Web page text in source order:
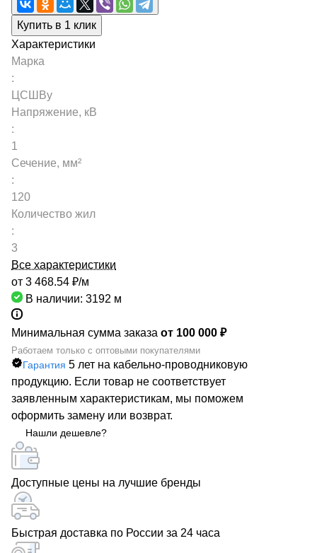
Купить в 1 клик
Характеристики
Марка
:
ЦСШВу
Напряжение, кВ
:
1
Сечение, мм²
:
120
Количество жил
:
3
Все характеристики
от 3 468.54 ₽/м
В наличии: 3192 м
Минимальная сумма заказа от 100 000 ₽
Работаем только с оптовыми покупателями
Гарантия 5 лет на кабельно-проводниковую
продукцию. Если товар не соответствует
заявленным характеристикам, мы поможем
оформить замену или возврат.
Нашли дешевле?
Доступные цены на лучшие бренды
Быстрая доставка по России за 24 часа